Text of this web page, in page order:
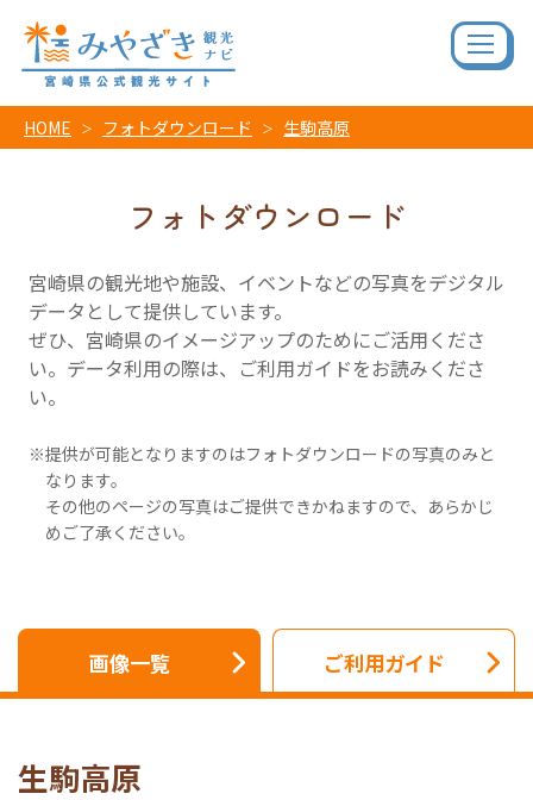
HOME フォトダウンロード 生駒高原
フォトダウンロード
宮崎県の観光地や施設、イベントなどの写真をデジタル
データとして提供しています。
ぜひ、宮崎県のイメージアップのためにご活用くださ
い。データ利用の際は、ご利用ガイドをお読みくださ
い。
提供が可能となりますのはフォトダウンロードの写真のみと
なります。
その他のページの写真はご提供できかねますので、あらかじ
めご了承ください。
画像一覧 ご利用ガイド
生駒高原